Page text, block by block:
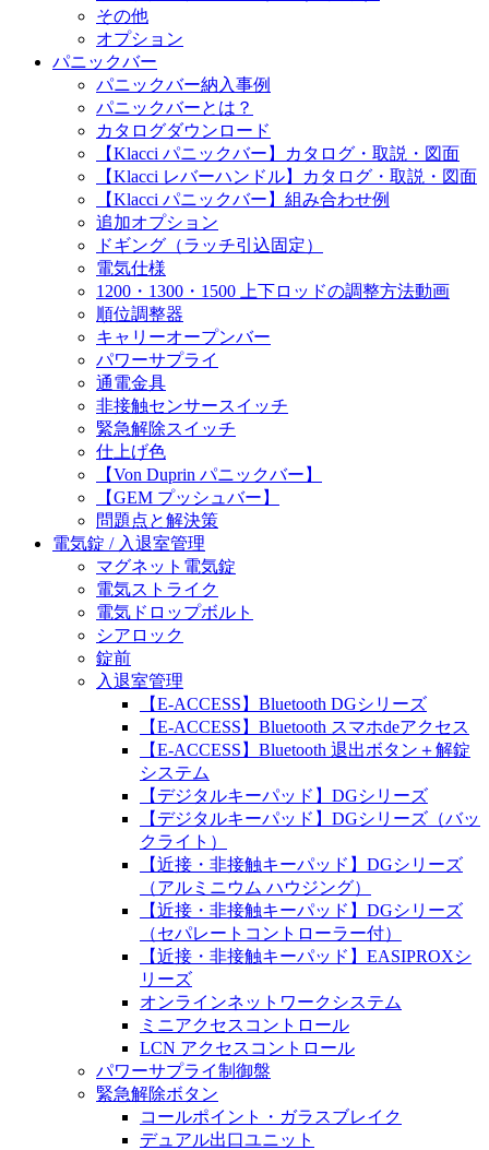
その他
オプション
パニックバー
パニックバー納入事例
パニックバーとは？
カタログダウンロード
【Klacci パニックバー】カタログ・取説・図面
【Klacci レバーハンドル】カタログ・取説・図面
【Klacci パニックバー】組み合わせ例
追加オプション
ドギング（ラッチ引込固定）
電気仕様
1200・1300・1500 上下ロッドの調整方法動画
順位調整器
キャリーオープンバー
パワーサプライ
通電金具
非接触センサースイッチ
緊急解除スイッチ
仕上げ色
【Von Duprin パニックバー】
【GEM プッシュバー】
問題点と解決策
電気錠 / 入退室管理
マグネット電気錠
電気ストライク
電気ドロップボルト
シアロック
錠前
入退室管理
【E-ACCESS】Bluetooth DGシリーズ
【E-ACCESS】Bluetooth スマホdeアクセス
【E-ACCESS】Bluetooth 退出ボタン＋解錠
システム
【デジタルキーパッド】DGシリーズ
【デジタルキーパッド】DGシリーズ（バッ
クライト）
【近接・非接触キーパッド】DGシリーズ
（アルミニウム ハウジング）
【近接・非接触キーパッド】DGシリーズ
（セパレートコントローラー付）
【近接・非接触キーパッド】EASIPROXシ
リーズ
オンラインネットワークシステム
ミニアクセスコントロール
LCN アクセスコントロール
パワーサプライ制御盤
緊急解除ボタン
コールポイント・ガラスブレイク
デュアル出口ユニット